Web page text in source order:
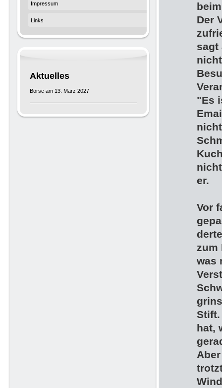
Der
sagt
"Es
er.
Vor
zum
was
Stift.
hat,
Impressum
Links
Aktuelles
Börse am 13. März 2027